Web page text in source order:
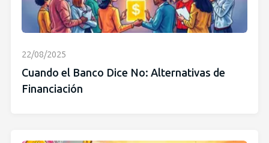
22/08/2025
Cuando el Banco Dice No: Alternativas de
Financiación